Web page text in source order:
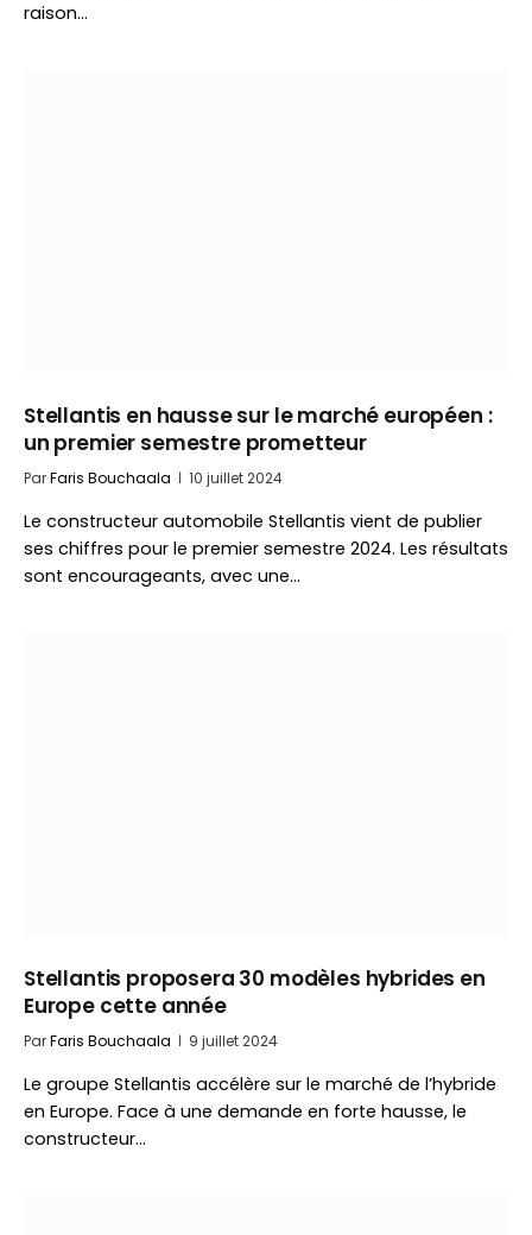
raison…
Stellantis en hausse sur le marché européen :
un premier semestre prometteur
ParFaris Bouchaala 10 juillet 2024
Le constructeur automobile Stellantis vient de publier
ses chiffres pour le premier semestre 2024. Les résultats
sont encourageants, avec une…
Stellantis proposera 30 modèles hybrides en
Europe cette année
ParFaris Bouchaala 9 juillet 2024
Le groupe Stellantis accélère sur le marché de l’hybride
en Europe. Face à une demande en forte hausse, le
constructeur…